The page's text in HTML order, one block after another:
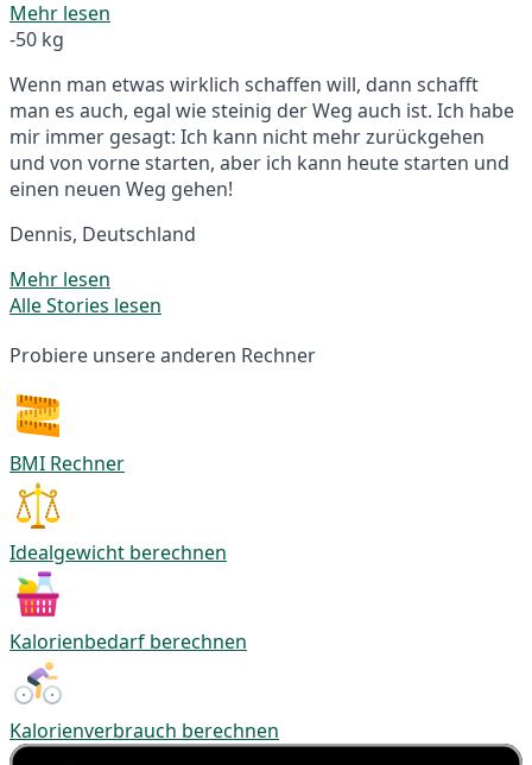
Mehr lesen
-50 kg
Wenn man etwas wirklich schaffen will, dann schafft
man es auch, egal wie steinig der Weg auch ist. Ich habe
mir immer gesagt: Ich kann nicht mehr zurückgehen
und von vorne starten, aber ich kann heute starten und
einen neuen Weg gehen!
Dennis, Deutschland
Mehr lesen
Alle Stories lesen
Probiere unsere anderen Rechner
BMI Rechner
Idealgewicht berechnen
Kalorienbedarf berechnen
Kalorienverbrauch berechnen